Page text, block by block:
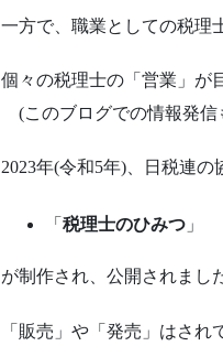
一方で、職業としての税理
個々の税理士の「営業」が
(このブログでの情報発信
2023年(令和5年)、日税連
「 税理士のひみつ 」
が制作され、公開されまし
「販売」や「発売」はされ